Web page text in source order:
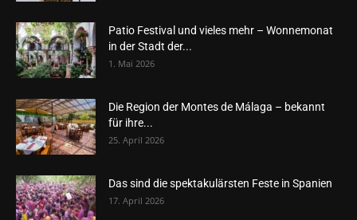
Patio Festival und vieles mehr – Wonnemonat
in der Stadt der...
1. Mai 2026
Die Region der Montes de Málaga – bekannt
für ihre...
25. April 2026
Das sind die spektakulärsten Feste in Spanien
17. April 2026